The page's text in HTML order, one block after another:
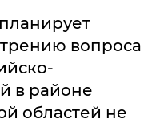
вопроса
в районе
областей не